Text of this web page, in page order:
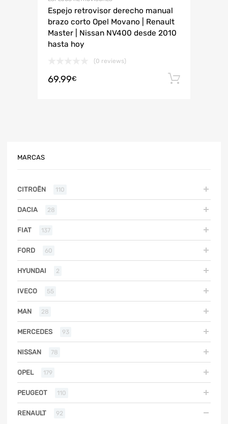
Espejo retrovisor derecho manual
brazo corto Opel Movano | Renault
Master | Nissan NV400 desde 2010
hasta hoy
(0 reviews)
69.99€
MARCAS
CITROËN 110
DACIA 28
FIAT 137
FORD 60
HYUNDAI 2
IVECO 55
MAN 28
MERCEDES 93
NISSAN 78
OPEL 179
PEUGEOT 110
RENAULT 92